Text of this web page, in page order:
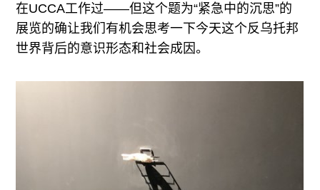
在UCCA工作过——但这个题为“紧急中的沉思”的
展览的确让我们有机会思考一下今天这个反乌托邦
世界背后的意识形态和社会成因。